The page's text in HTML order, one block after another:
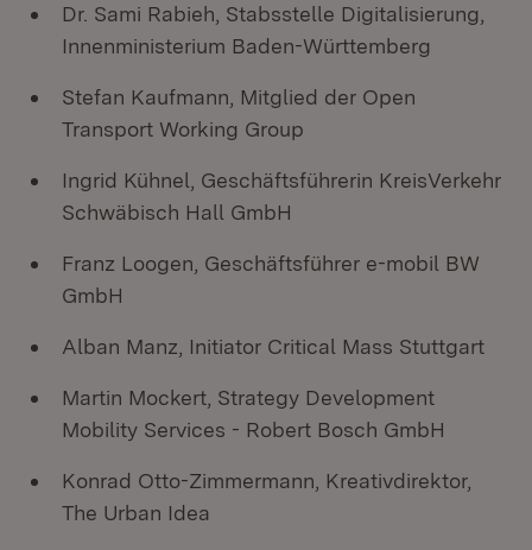
Dr. Sami Rabieh, Stabsstelle Digitalisierung,
Innenministerium Baden-Württemberg
Stefan Kaufmann, Mitglied der Open
Transport Working Group
Ingrid Kühnel, Geschäftsführerin KreisVerkehr
Schwäbisch Hall GmbH
Franz Loogen, Geschäftsführer e-mobil BW
GmbH
Alban Manz, Initiator Critical Mass Stuttgart
Martin Mockert, Strategy Development
Mobility Services - Robert Bosch GmbH
Konrad Otto-Zimmermann, Kreativdirektor,
The Urban Idea